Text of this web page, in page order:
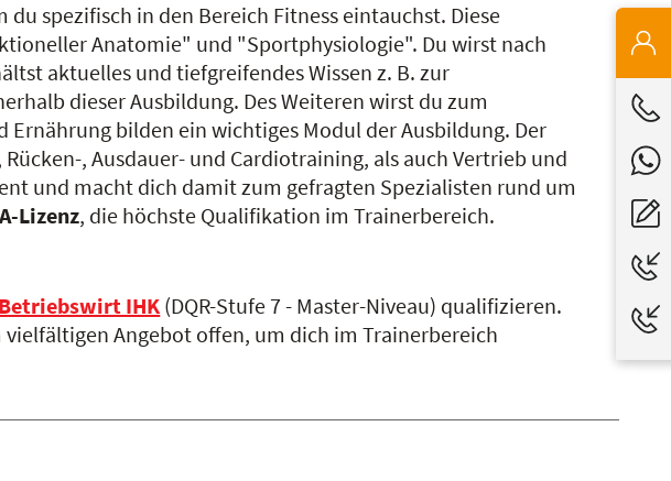
spezifisch in den Bereich Fitness eintauchst. Diese
Anatomie" und "Sportphysiologie". Du wirst nach
aktuelles und tiefgreifendes Wissen z. B. zur
dieser Ausbildung. Des Weiteren wirst du zum
bilden ein wichtiges Modul der Ausbildung. Der
, Ausdauer- und Cardiotraining, als auch Vertrieb und
und macht dich damit zum gefragten Spezialisten rund um
Lizenz, die höchste Qualifikation im Trainerbereich.
IHK(DQR-Stufe 7 - Master-Niveau) qualifizieren.
Angebot offen, um dich im Trainerbereich